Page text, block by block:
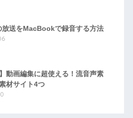
送をMacBookで録音する方法
】動画編集に超使える！流音声素
材サイト4つ